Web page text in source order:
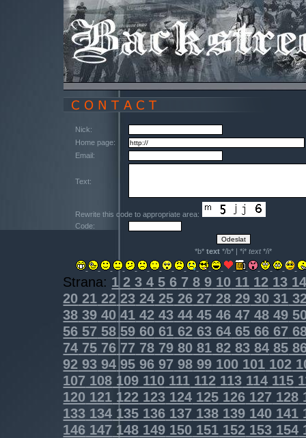
Nick:
Home page:
Email:
Text:
Rewrite this code to appropriate area:
Code:
*b*text */b* | *i*text*/i*
Strana: 1 2 3 4 5 6 7 8 9 10 11 12 13
20 21 22 23 24 25 26 27 28 29 30 31
38 39 40 41 42 43 44 45 46 47 48 49
56 57 58 59 60 61 62 63 64 65 66 67
74 75 76 77 78 79 80 81 82 83 84 85
92 93 94 95 96 97 98 99 100 101 102
107 108 109 110 111 112 113 114 115
120 121 122 123 124 125 126 127 128
133 134 135 136 137 138 139 140 141
146 147 148 149 150 151 152 153 154